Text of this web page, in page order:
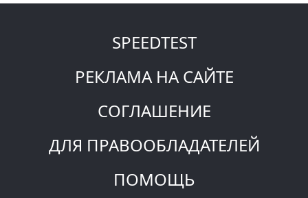
SPEEDTEST
РЕКЛАМА НА САЙТЕ
СОГЛАШЕНИЕ
ДЛЯ ПРАВООБЛАДАТЕЛЕЙ
ПОМОЩЬ